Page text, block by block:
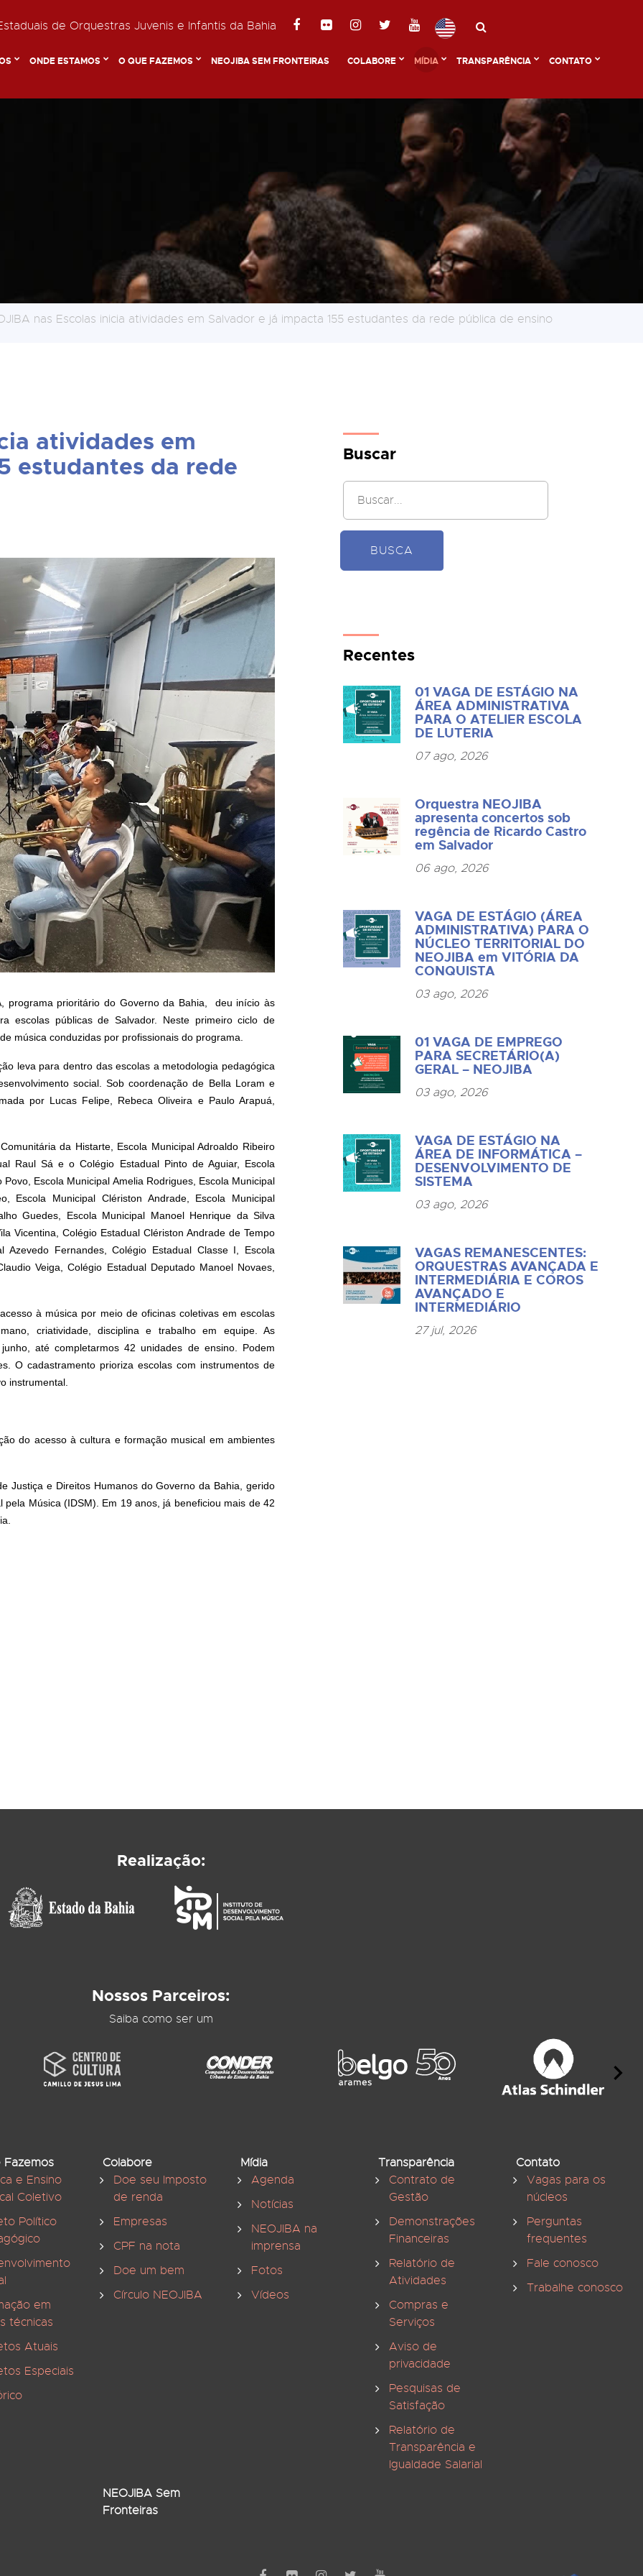
de Orquestras Juvenis e Infantis da Bahia
ONDE ESTAMOS O QUE FAZEMOS NEOJIBA SEM FRONTEIRAS COLABORE MÍDIA TRANSPARÊNCIA CONTATO
nas Escolas inicia atividades em Salvador e já impacta 155 estudantes da rede pública de ensino
atividades em
estudantes da rede
programa prioritário do Governo da Bahia, deu início às
escolas públicas de Salvador. Neste primeiro ciclo de
música conduzidas por profissionais do programa.
leva para dentro das escolas a metodologia pedagógica
social. Sob coordenação de Bella Loram e
por Lucas Felipe, Rebeca Oliveira e Paulo Arapuá,
da Histarte, Escola Municipal Adroaldo Ribeiro
Raul Sá e o Colégio Estadual Pinto de Aguiar, Escola
Escola Municipal Amelia Rodrigues, Escola Municipal
Escola Municipal Clériston Andrade, Escola Municipal
Guedes, Escola Municipal Manoel Henrique da Silva
Vicentina, Colégio Estadual Clériston Andrade de Tempo
Azevedo Fernandes, Colégio Estadual Classe I, Escola
Veiga, Colégio Estadual Deputado Manoel Novaes,
à música por meio de oficinas coletivas em escolas
criatividade, disciplina e trabalho em equipe. As
até completarmos 42 unidades de ensino. Podem
O cadastramento prioriza escolas com instrumentos de
instrumental.
do acesso à cultura e formação musical em ambientes
Justiça e Direitos Humanos do Governo da Bahia, gerido
Música (IDSM). Em 19 anos, já beneficiou mais de 42
Buscar
BUSCA
Recentes
01 VAGA DE ESTÁGIO NA
ÁREA ADMINISTRATIVA
PARA O ATELIER ESCOLA
DE LUTERIA
07 ago, 2026
Orquestra NEOJIBA
apresenta concertos sob
regência de Ricardo Castro
em Salvador
06 ago, 2026
VAGA DE ESTÁGIO (ÁREA
ADMINISTRATIVA) PARA O
NÚCLEO TERRITORIAL DO
NEOJIBA em VITÓRIA DA
CONQUISTA
03 ago, 2026
01 VAGA DE EMPREGO
PARA SECRETÁRIO(A)
GERAL – NEOJIBA
03 ago, 2026
VAGA DE ESTÁGIO NA
ÁREA DE INFORMÁTICA –
DESENVOLVIMENTO DE
SISTEMA
03 ago, 2026
VAGAS REMANESCENTES:
ORQUESTRAS AVANÇADA E
INTERMEDIÁRIA E COROS
AVANÇADO E
INTERMEDIÁRIO
27 jul, 2026
Realização:
Nossos Parceiros:
Saiba como ser um
Fazemos
e Ensino
Coletivo
Político
em
técnicas
Atuais
Especiais
Colabore
Doe seu Imposto
de renda
Empresas
CPF na nota
Doe um bem
Círculo NEOJIBA
Mídia
Agenda
Notícias
NEOJIBA na
imprensa
Fotos
Vídeos
Transparência
Contrato de
Gestão
Demonstrações
Financeiras
Relatório de
Atividades
Compras e
Serviços
Aviso de
privacidade
Pesquisas de
Satisfação
Relatório de
Transparência e
Igualdade Salarial
Contato
Vagas para os
núcleos
Perguntas
frequentes
Fale conosco
Trabalhe conosco
NEOJIBA Sem
Fronteiras